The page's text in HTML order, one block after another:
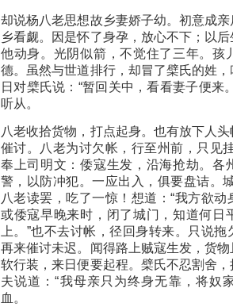
却说杨八老思想故乡妻娇子幼。初意成
乡看觑。因是怀了身孕，放心不下；以
他动身。光阴似箭，不觉住了三年。孩
德。虽然与世道排行，却冒了檗氏的姓
日对檗氏说：“暂回关中，看看妻子便来
听从。
八老收拾货物，打点起身。也有放下人
催讨。八老为讨欠帐，行至州前，只见
奉上司明文：倭寇生发，沿海抢劫。各
警，以防冲犯。一应出入，俱要盘诘。
八老读罢，吃了一惊！想道：“我方欲
或倭寇早晚来时，闭了城门，知道何日
上。”也不去讨帐，径回身转来。只说
再来催讨未迟。闻得路上贼寇生发，货
软行装，来日便要起程。檗氏不忍割舍
夫说道：“我母亲只为终身无靠，将奴
血。